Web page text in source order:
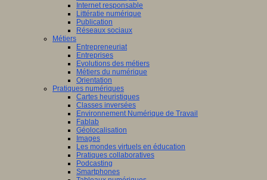
Internet responsable
Littératie numérique
Publication
Réseaux sociaux
Métiers
Entrepreneuriat
Entreprises
Evolutions des métiers
Métiers du numérique
Orientation
Pratiques numériques
Cartes heuristiques
Classes inversées
Environnement Numérique de Travail
Fablab
Géolocalisation
Images
Les mondes virtuels en éducation
Pratiques collaboratives
Podcasting
Smartphones